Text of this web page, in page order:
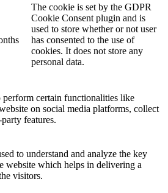
The cookie is set by the GDPR
Cookie Consent plugin and is
used to store whether or not user
has consented to the use of
cookies. It does not store any
personal data.
certain functionalities like
on social media platforms, collect
features.
to understand and analyze the key
website which helps in delivering a
visitors.